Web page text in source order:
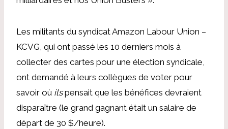
Les militants du syndicat Amazon Labour Union –
KCVG, qui ont passé les 10 derniers mois à
collecter des cartes pour une élection syndicale,
ont demandé à leurs collègues de voter pour
savoir où ilspensait que les bénéfices devraient
disparaître (le grand gagnant était un salaire de
départ de 30 $/heure).